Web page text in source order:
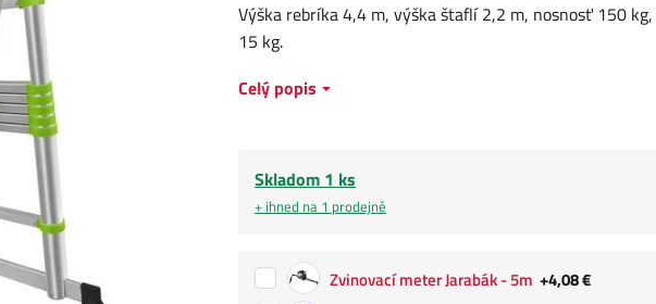
Výška rebríka 4,4 m, výška štaflí 2,2 m, nosnosť 150
15 kg.
Celý popis
Skladom 1 ks
+ ihned na 1 prodejně
Zvinovací meter Jarabák - 5m +4,08 €